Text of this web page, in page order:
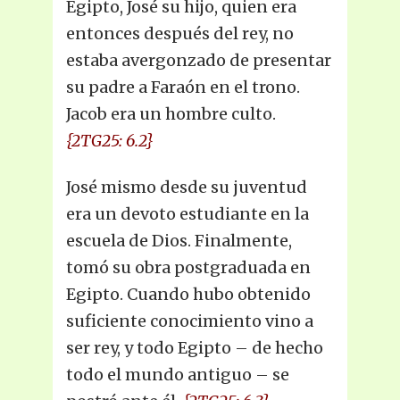
Egipto, José su hijo, quien era
entonces después del rey, no
estaba avergonzado de presentar
su padre a Faraón en el trono.
Jacob era un hombre culto.
{2TG25: 6.2}
José mismo desde su juventud
era un devoto estudiante en la
escuela de Dios. Finalmente,
tomó su obra postgraduada en
Egipto. Cuando hubo obtenido
suficiente conocimiento vino a
ser rey, y todo Egipto – de hecho
todo el mundo antiguo – se